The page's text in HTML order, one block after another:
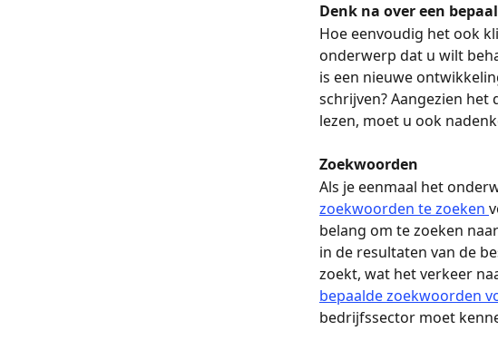
Denk na over een
Hoe eenvoudig het ook
onderwerp dat u wilt
is een nieuwe
schrijven? Aangezien
lezen, moet u ook
Zoekwoorden
Als je eenmaal het
zoekwoorden te zoeken
belang om te zoeken
in de resultaten van de
zoekt, wat het verkeer
bepaalde zoekwoorden
bedrijfssector moet